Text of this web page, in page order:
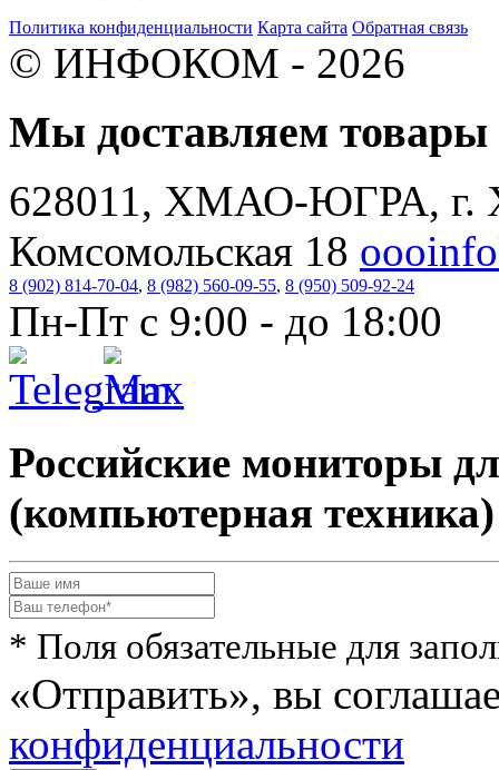
Политика конфиденциальности Карта сайта Обратная связь
© ИНФОКОМ - 2026
Мы доставляем
628011, ХМАО-ЮГРА, г.
Комсомольская 18
8 (902) 814-70-04, 8 (982) 560-09-55, 8 (950) 509-92-24
Пн-Пт с 9:00 - до 18:00
Российские мониторы
(компьютерная техника)
* Поля обязательные для
«Отправить», вы
конфиденциальности